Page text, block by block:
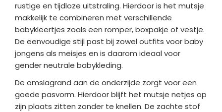
rustige en tijdloze uitstraling. Hierdoor is het mutsje
makkelijk te combineren met verschillende
babykleertjes zoals een romper, boxpakje of vestje.
De eenvoudige stijl past bij zowel outfits voor baby
jongens als meisjes en is daarom ideaal voor
gender neutrale babykleding.
De omslagrand aan de onderzijde zorgt voor een
goede pasvorm. Hierdoor blijft het mutsje netjes op
zijn plaats zitten zonder te knellen. De zachte stof